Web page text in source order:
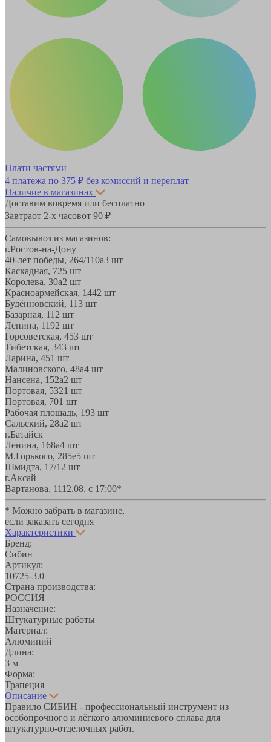
Плати частями
4 платежа по 375 ₽ без комиссий и переплат
Наличие в магазинах
Доставим вовремя или бесплатно
Завтраот 2-х часовот 90 ₽
Самовывоз из магазинов:
г.Ростов-на-Дону
40-лет победы, 264/110а3 шт
Каскадная, 725 шт
Королева, 30а2 шт
Красноармейская, 1442 шт
Будённовский, 113 шт
Базарная, 11 2 шт
Ленина, 1192 шт
Горсоветская, 453 шт
Тибетская, 343 шт
Ларина, 451 шт
Малиновского, 48а4 шт
Нансена, 152а2 шт
Портовая, 5321 шт
Портовая, 701 шт
Рабочая площадь, 193 шт
Сальский, 28a2 шт
г.Батайск
Ленина, 168а4 шт
М.Горького, 285е5 шт
Шмидта, 17/1 2 шт
г.Аксай
Вартанова, 1112.08, с 17:00*
* Можно забрать в магазине,
если заказать сегодня
Характеристики
Бренд:
Сибин
Артикул:
10725-3.0
Страна производства:
РОССИЯ
Назначение:
Штукатурные работы
Материал:
Алюминий
Длина:
3 м
Форма:
Трапеция
Описание
Правило СИБИН - профессиональный инструмент из
особопрочного и лёгкого алюминиевого сплава для
штукатурно-отделочных работ.